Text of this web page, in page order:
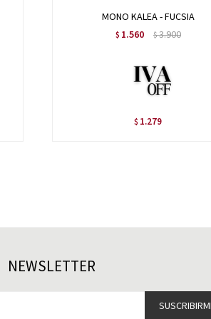
MONO KALEA - FUCSIA
$ 1.560 $3.900
$ 1.279
NEWSLETTER